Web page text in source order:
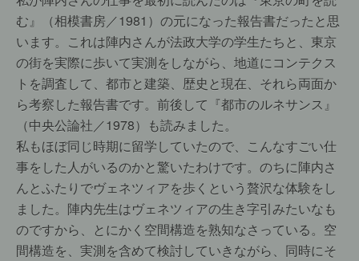
む』（相模書房／1981）の元になった報告書だったと思
います。これは陣内さんが法政大学の学生たちと、東京
の街を実際に歩いて実測をしながら、地道にコンテクス
トを調査して、都市と建築、歴史と現在、それら両面か
ら考察した報告書です。前後して『都市のルネサンス』
（中央公論社／1978）も読みました。
私もほぼ同じ時期に留学していたので、こんなすごい仕
事をした人がいるのかと驚いたわけです。のちに陣内さ
んとふたりでヴェネツィアを歩くという贅沢な体験をし
ました。陣内先生はヴェネツィアの生き字引みたいなも
のですから、とにかく空間構造を熟知なさっている。空
間構造を、実測を含めて検討していきながら、同時にそ